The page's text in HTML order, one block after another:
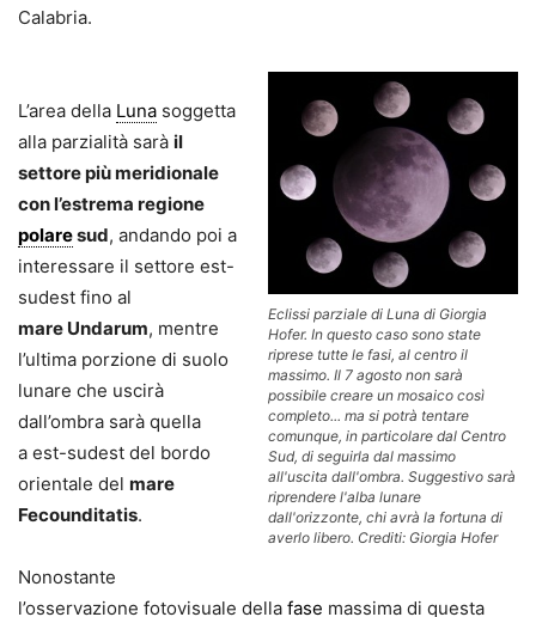
Calabria.
Eclissi parziale di Luna di Giorgia
Hofer. In questo caso sono state
riprese tutte le fasi, al centro il
massimo. Il 7 agosto non sarà
possibile creare un mosaico così
completo... ma si potrà tentare
comunque, in particolare dal Centro
Sud, di seguirla dal massimo
all'uscita dall'ombra. Suggestivo sarà
riprendere l'alba lunare
dall'orizzonte, chi avrà la fortuna di
averlo libero. Crediti: Giorgia Hofer
L’area della Luna soggetta
alla parzialità sarà il
settore più meridionale
con l’estrema regione
polaresud, andando poi a
interessare il settore est-
sudest fino al
mare Undarum, mentre
l’ultima porzione di suolo
lunare che uscirà
dall’ombra sarà quella
a est-sudest del bordo
orientale del mare
Fecounditatis.
Nonostante
l’osservazione fotovisuale della fase massima di questa